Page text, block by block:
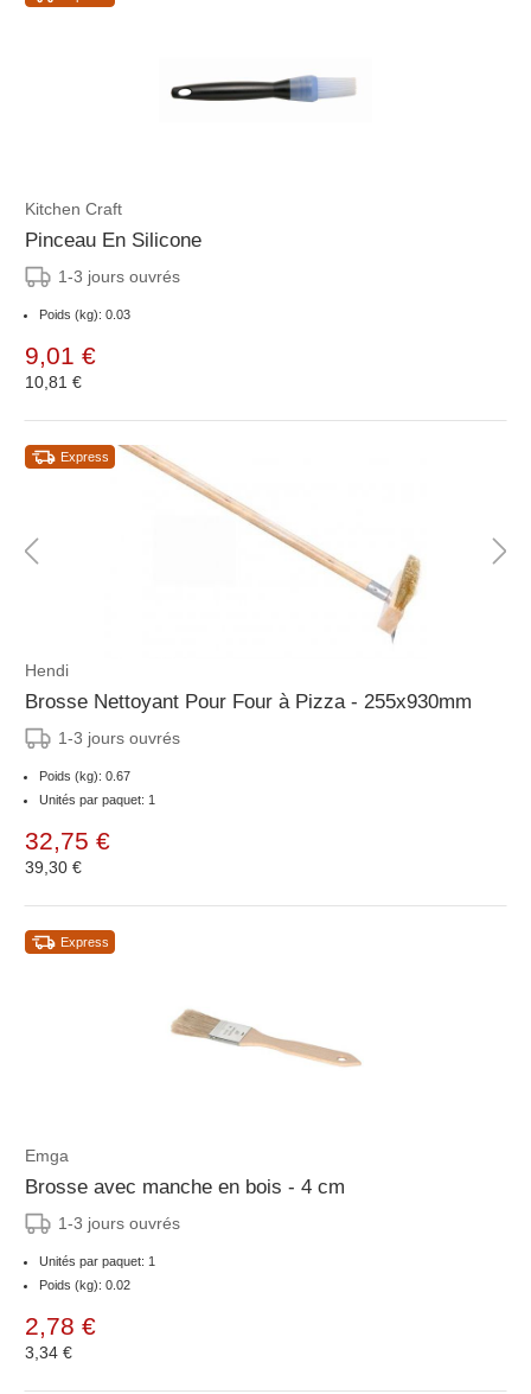
Kitchen Craft
Pinceau En Silicone
1-3 jours ouvrés
Poids (kg): 0.03
9,01 €
10,81 €
Express
Hendi
Brosse Nettoyant Pour Four à Pizza - 255x930mm
1-3 jours ouvrés
Poids (kg): 0.67
Unités par paquet: 1
32,75 €
39,30 €
Express
Emga
Brosse avec manche en bois - 4 cm
1-3 jours ouvrés
Unités par paquet: 1
Poids (kg): 0.02
2,78 €
3,34 €